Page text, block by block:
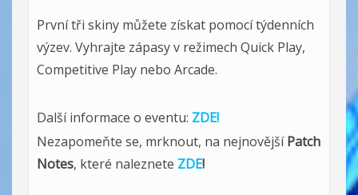
První tři skiny můžete získat pomocí týdenních
výzev. Vyhrajte zápasy v režimech Quick Play,
Competitive Play nebo Arcade.
Další informace o eventu: ZDE!
Nezapomeňte se, mrknout, na nejnovějšíPatch
Notes, které naleznete ZDE!